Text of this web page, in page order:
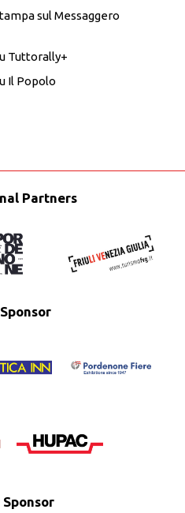
sul Messaggero
Tuttorally+
Il Popolo
Partners